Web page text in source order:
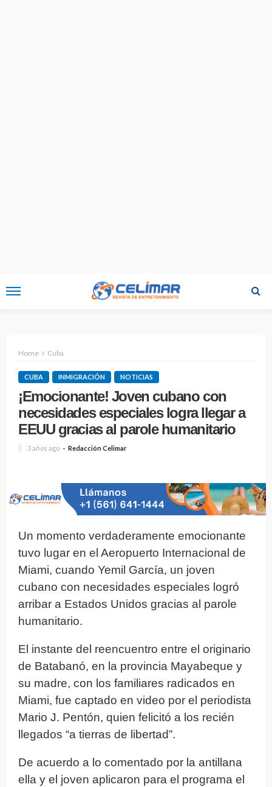
Home Cuba
CUBA INMIGRACIÓN NOTICIAS
¡Emocionante! Joven cubano con
necesidades especiales logra llegar a
EEUU gracias al parole humanitario
3 años ago Redacción Celimar
Un momento verdaderamente emocionante
tuvo lugar en el Aeropuerto Internacional de
Miami, cuando Yemil García, un joven
cubano con necesidades especiales logró
arribar a Estados Unidos gracias al parole
humanitario.
El instante del reencuentro entre el originario
de Batabanó, en la provincia Mayabeque y
su madre, con los familiares radicados en
Miami, fue captado en video por el periodista
Mario J. Pentón, quien felicitó a los recién
llegados “a tierras de libertad”.
De acuerdo a lo comentado por la antillana
ella y el joven aplicaron para el programa el